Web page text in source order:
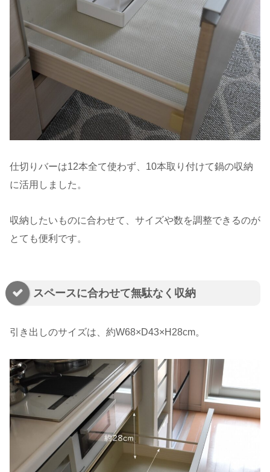
仕切りバーは12本全て使わず、10本取り付けて鍋の収納
に活用しました。
収納したいものに合わせて、サイズや数を調整できるのが
とても便利です。
スペースに合わせて無駄なく収納
引き出しのサイズは、約W68×D43×H28cm。